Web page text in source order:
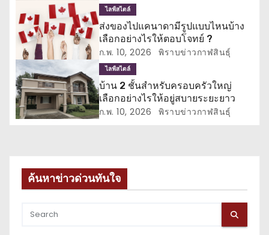
เ
รื่
อ
ง
ไลฟ์สไตล์
ส่งของไปแคนาดามีรูปแบบไหนบ้าง
เลือกอย่างไรให้ตอบโจทย์ ?
ก.พ. 10, 2026 พิราบข่าวกาฬสินธุ์
ไลฟ์สไตล์
บ้าน 2 ชั้นสำหรับครอบครัวใหญ่
เลือกอย่างไรให้อยู่สบายระยะยาว
ก.พ. 10, 2026 พิราบข่าวกาฬสินธุ์
ค้นหาข่าวด่วนทันใจ